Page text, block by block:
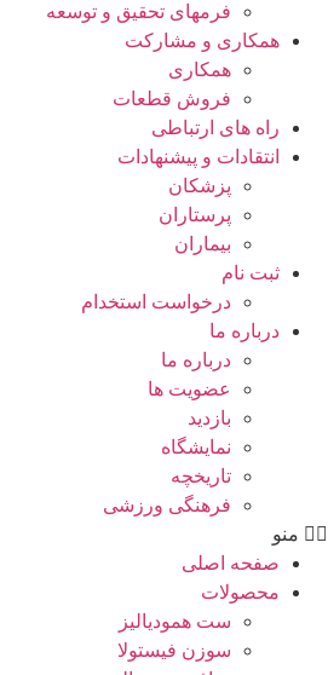
فرمهای تحقیق و توسعه
همکاری و مشارکت
همکاری
فروش قطعات
راه های ارتباطی
انتقادات و پيشنهادات
پزشكان
پرستاران
بيماران
ثبت نام
درخواست استخدام
درباره ما
درباره ما
عضویت ها
بازدید
نمایشگاه
تاريخچه
فرهنگی ورزشی
منو
صفحه اصلی
محصولات
ست همودیالیز
سوزن فیستولا